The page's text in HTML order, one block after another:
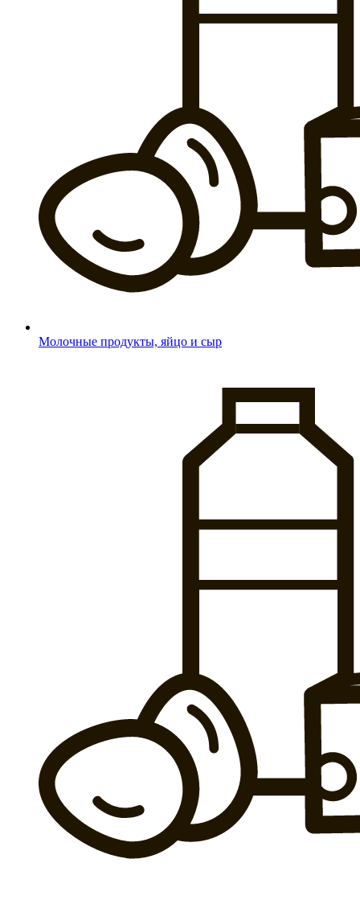
Молочные продукты, яйцо и сыр